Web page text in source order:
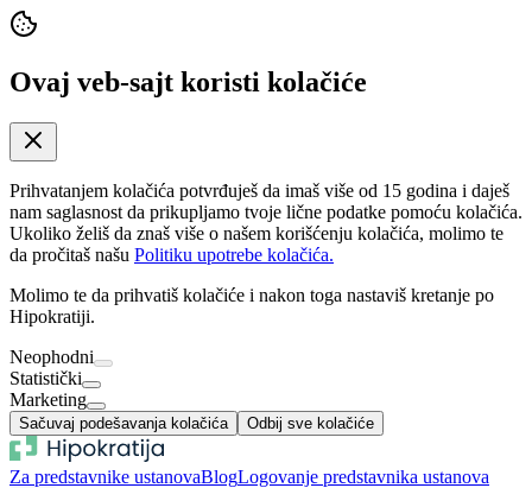
Ovaj veb-sajt koristi kolačiće
Prihvatanjem kolačića potvrđuješ da imaš više od 15 godina i daješ
nam saglasnost da prikupljamo tvoje lične podatke pomoću kolačića.
Ukoliko želiš da znaš više o našem korišćenju kolačića, molimo te
da pročitaš našu Politiku upotrebe kolačića.
Molimo te da prihvatiš kolačiće i nakon toga nastaviš kretanje po
Hipokratiji.
Neophodni
Statistički
Marketing
Sačuvaj podešavanja kolačića Odbij sve kolačiće
Za predstavnike ustanovaBlogLogovanje predstavnika ustanova